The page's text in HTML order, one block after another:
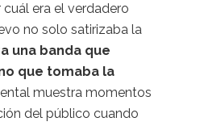
era el verdadero
no solo satirizaba la
una banda que
que tomaba la
muestra momentos
del público cuando